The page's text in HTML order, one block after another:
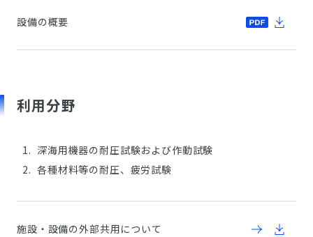
設備の概要
利用分野
深海用機器の耐圧試験および作動試験
各種材料等の耐圧、疲労試験
施設・設備の外部共用について